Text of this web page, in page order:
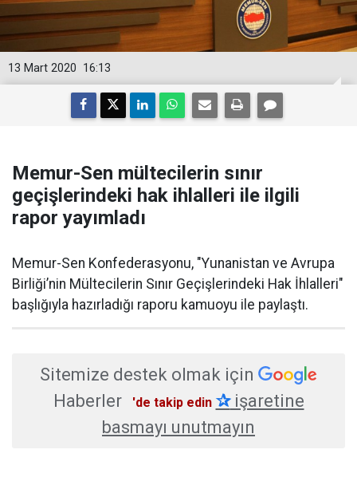
16:13
13 Mart 2020
Memur-Sen mültecilerin sınır
geçişlerindeki hak ihlalleri ile ilgili
rapor yayımladı
Memur-Sen Konfederasyonu, "Yunanistan ve Avrupa
Birliği’nin Mültecilerin Sınır Geçişlerindeki Hak İhlalleri"
başlığıyla hazırladığı raporu kamuoyu ile paylaştı.
Sitemize destek olmak için
Haberler
'de takip edin ✰işaretine
basmayı unutmayın